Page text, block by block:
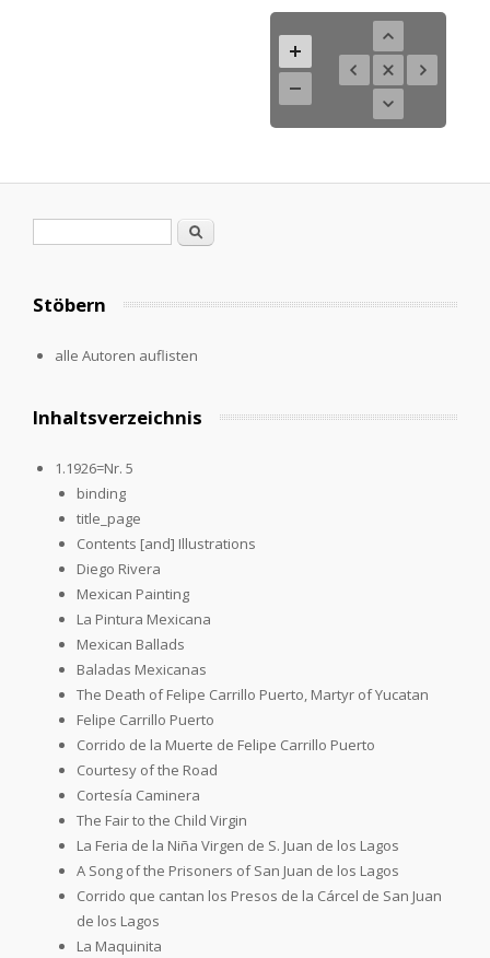
Suche
Stöbern
alle Autoren auflisten
Inhaltsverzeichnis
1.1926=Nr. 5
binding
title_page
Contents [and] Illustrations
Diego Rivera
Mexican Painting
La Pintura Mexicana
Mexican Ballads
Baladas Mexicanas
The Death of Felipe Carrillo Puerto, Martyr of Yucatan
Felipe Carrillo Puerto
Corrido de la Muerte de Felipe Carrillo Puerto
Courtesy of the Road
Cortesía Caminera
The Fair to the Child Virgin
La Feria de la Niña Virgen de S. Juan de los Lagos
A Song of the Prisoners of San Juan de los Lagos
Corrido que cantan los Presos de la Cárcel de San Juan
de los Lagos
La Maquinita